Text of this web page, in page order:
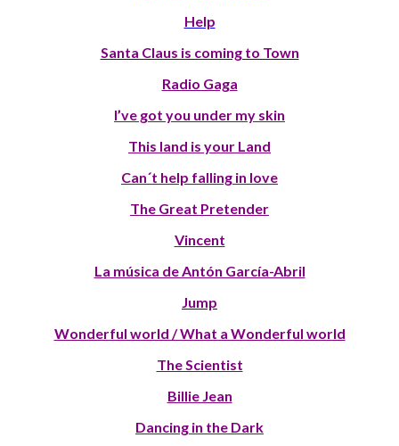
Help
Santa Claus is coming to Town
Radio Gaga
I’ve got you under my skin
This land is your Land
Can´t help falling in love
The Great Pretender
Vincent
La música de Antón García-Abril
Jump
Wonderful world / What a Wonderful world
The Scientist
Billie Jean
Dancing in the Dark